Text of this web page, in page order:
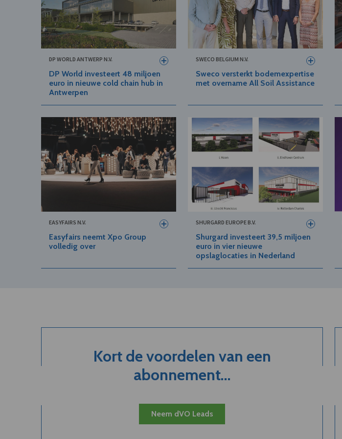
DP WORLD ANTWERP N.V.
DP World investeert 48 miljoen
euro in nieuwe cold chain hub in
Antwerpen
SWECO BELGIUM N.V.
Sweco versterkt bodemexpertise
met overname All Soil Assistance
EASYFAIRS N.V.
Easyfairs neemt Xpo Group
volledig over
SHURGARD EUROPE B.V.
Shurgard investeert 39,5 miljoen
euro in vier nieuwe
opslaglocaties in Nederland
Kort de voordelen van een
abonnement...
Neem dVO Leads